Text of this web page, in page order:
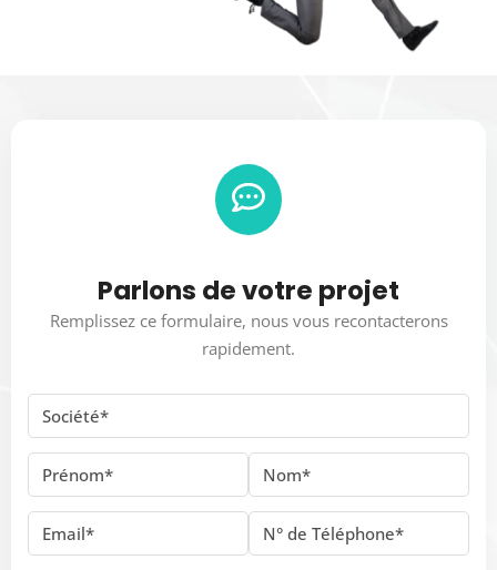
Parlons de votre projet
Remplissez ce formulaire, nous vous recontacterons
rapidement.